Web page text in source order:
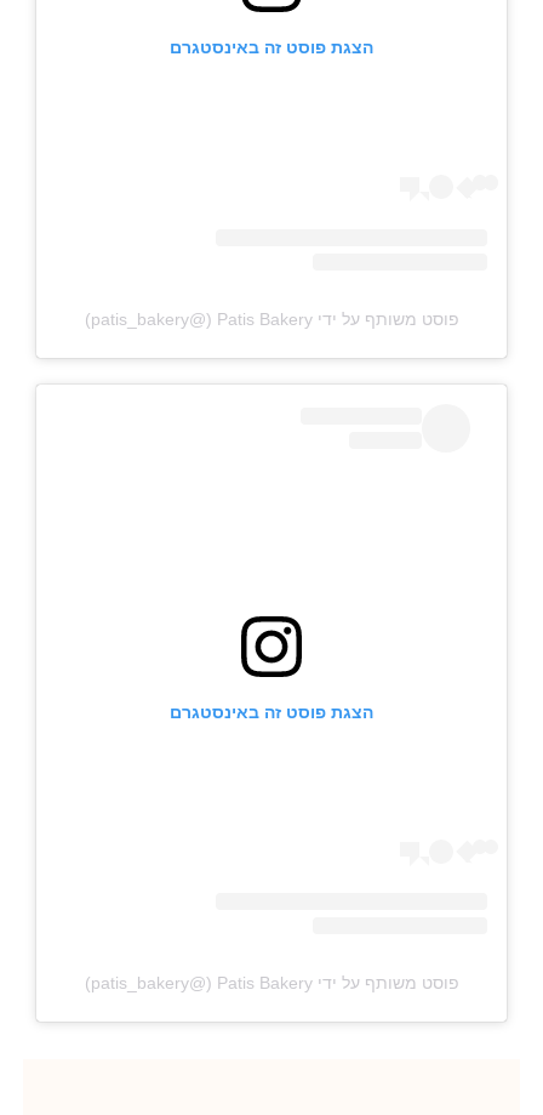
הצגת פוסט זה באינסטגרם
פוסט משותף על ידי ‏‎Patis Bakery‎‏ (@‏‎patis_bakery‎‏)
הצגת פוסט זה באינסטגרם
פוסט משותף על ידי ‏‎Patis Bakery‎‏ (@‏‎patis_bakery‎‏)